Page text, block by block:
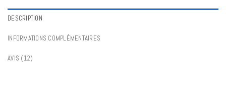
DESCRIPTION
INFORMATIONS COMPLÉMENTAIRES
AVIS (12)